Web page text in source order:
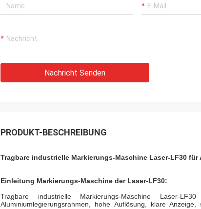
Nachricht Senden
PRODUKT-BESCHREIBUNG
Tragbare industrielle Markierungs-Maschine Laser-LF30
Einleitung Markierungs-Maschine der Laser-LF30:
Tragbare industrielle Markierungs-Maschine Laser-
Aluminiumlegierungsrahmen, hohe Auflösung, klare Anzeige,